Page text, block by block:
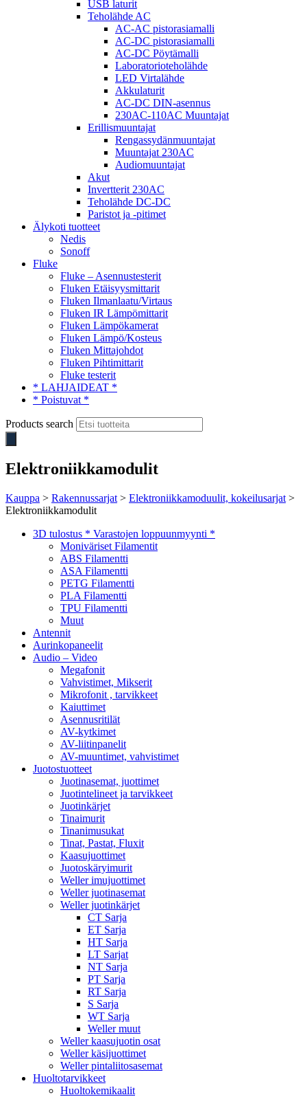
USB laturit
Teholähde AC
AC-AC pistorasiamalli
AC-DC pistorasiamalli
AC-DC Pöytämalli
Laboratorioteholähde
LED Virtalähde
Akkulaturit
AC-DC DIN-asennus
230AC-110AC Muuntajat
Erillismuuntajat
Rengassydänmuuntajat
Muuntajat 230AC
Audiomuuntajat
Akut
Invertterit 230AC
Teholähde DC-DC
Paristot ja -pitimet
Älykoti tuotteet
Nedis
Sonoff
Fluke
Fluke – Asennustesterit
Fluken Etäisyysmittarit
Fluken Ilmanlaatu/Virtaus
Fluken IR Lämpömittarit
Fluken Lämpökamerat
Fluken Lämpö/Kosteus
Fluken Mittajohdot
Fluken Pihtimittarit
Fluke testerit
* LAHJAIDEAT *
* Poistuvat *
Products search
Elektroniikkamodulit
Kauppa > Rakennussarjat > Elektroniikkamoduulit, kokeilusarjat >
Elektroniikkamodulit
3D tulostus * Varastojen loppuunmyynti *
Moniväriset Filamentit
ABS Filamentti
ASA Filamentti
PETG Filamentti
PLA Filamentti
TPU Filamentti
Muut
Antennit
Aurinkopaneelit
Audio – Video
Megafonit
Vahvistimet, Mikserit
Mikrofonit , tarvikkeet
Kaiuttimet
Asennusritilät
AV-kytkimet
AV-liitinpanelit
AV-muuntimet, vahvistimet
Juotostuotteet
Juotinasemat, juottimet
Juotintelineet ja tarvikkeet
Juotinkärjet
Tinaimurit
Tinanimusukat
Tinat, Pastat, Fluxit
Kaasujuottimet
Juotoskäryimurit
Weller imujuottimet
Weller juotinasemat
Weller juotinkärjet
CT Sarja
ET Sarja
HT Sarja
LT Sarjat
NT Sarja
PT Sarja
RT Sarja
S Sarja
WT Sarja
Weller muut
Weller kaasujuotin osat
Weller käsijuottimet
Weller pintaliitosasemat
Huoltotarvikkeet
Huoltokemikaalit